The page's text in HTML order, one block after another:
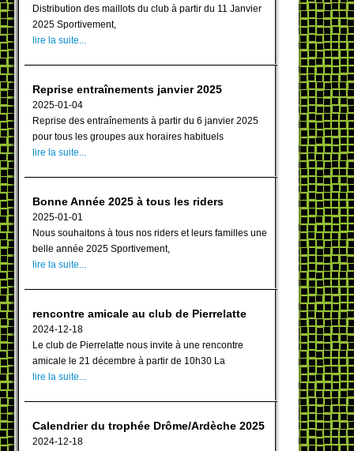
Distribution des maillots du club à partir du 11 Janvier
2025 Sportivement,
lire la suite...
Reprise entraînements janvier 2025
2025-01-04
Reprise des entraînements à partir du 6 janvier 2025
pour tous les groupes aux horaires habituels
lire la suite...
Bonne Année 2025 à tous les riders
2025-01-01
Nous souhaitons à tous nos riders et leurs familles une
belle année 2025 Sportivement,
lire la suite...
rencontre amicale au club de Pierrelatte
2024-12-18
Le club de Pierrelatte nous invite à une rencontre
amicale le 21 décembre à partir de 10h30 La
lire la suite...
Calendrier du trophée Drôme/Ardèche 2025
2024-12-18